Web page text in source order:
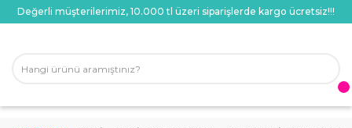
Değerli müşterilerimiz, 10.000 tl üzeri siparişlerde kargo ücretsiz!!!